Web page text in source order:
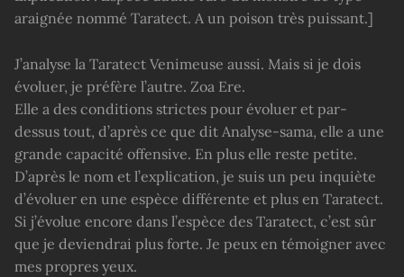
araignée nommé Taratect. A un poison très puissant.]
J’analyse la Taratect Venimeuse aussi. Mais si je dois
évoluer, je préfère l’autre. Zoa Ere.
Elle a des conditions strictes pour évoluer et par-
dessus tout, d’après ce que dit Analyse-sama, elle a une
grande capacité offensive. En plus elle reste petite.
D’après le nom et l’explication, je suis un peu inquiète
d’évoluer en une espèce différente et plus en Taratect.
Si j’évolue encore dans l’espèce des Taratect, c’est sûr
que je deviendrai plus forte. Je peux en témoigner avec
mes propres yeux.